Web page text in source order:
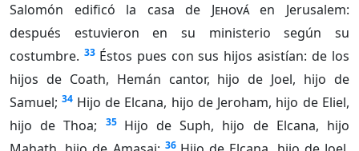
Salomón edificó la casa de Jehováen Jerusalem:
después estuvieron en su ministerio según su
costumbre. 33 Éstos pues con sus hijos asistían: de los
hijos de Coath, Hemán cantor, hijo de Joel, hijo de
Samuel; 34 Hijo de Elcana, hijo de Jeroham, hijo de Eliel,
hijo de Thoa;
35
Hijo de Suph, hijo de Elcana, hijo
36